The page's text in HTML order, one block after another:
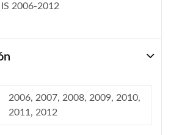
IS 2006-2012
2006, 2007, 2008, 2009, 2010,
2011, 2012